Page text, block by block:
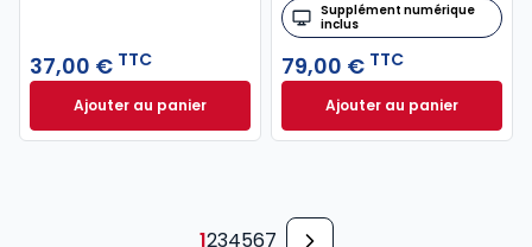
37,00 € TTC
Ajouter au panierCode pénal 2027 annoté. Édition limitée à 37,00 €
Supplément numérique
inclus
79,00 € TTC
Ajouter au panier
Code de
1234567